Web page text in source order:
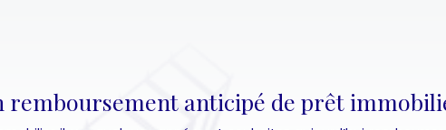
remboursement anticipé de prêt